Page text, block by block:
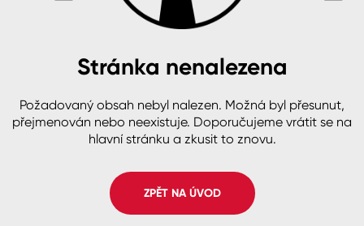
B2B +420 800 145 555Po – Pá: 8:00–15:00
Česko
Slovensko Polsko Worldwide
Beton, asfalt, minerální podklady
Plast, sklo, keramika
Stěny
Fasády
Spreje
Colorlak Pta
Stránka nenalezena
Požadovaný obsah nebyl nalezen. Možná byl přesunut,
přejmenován nebo neexistuje. Doporučujeme vrátit se na
hlavní stránku a zkusit to znovu.
ZPĚT NA ÚVOD